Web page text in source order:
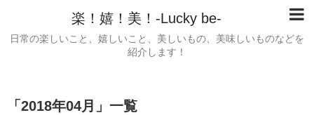
楽！嬉！美！-Lucky be-
日常の楽しいこと、嬉しいこと、美しいもの、美味しいものなどを
紹介します！
「 2018年04月 」 一覧